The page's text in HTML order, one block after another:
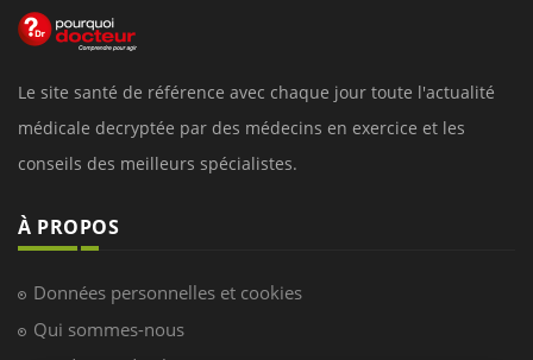
Le site santé de référence avec chaque jour toute l'actualité
médicale decryptée par des médecins en exercice et les
conseils des meilleurs spécialistes.
À PROPOS
Données personnelles et cookies
Qui sommes-nous